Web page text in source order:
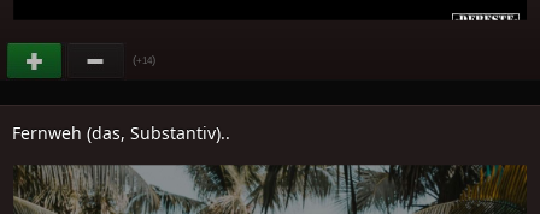
(+14)
Fernweh (das, Substantiv)..